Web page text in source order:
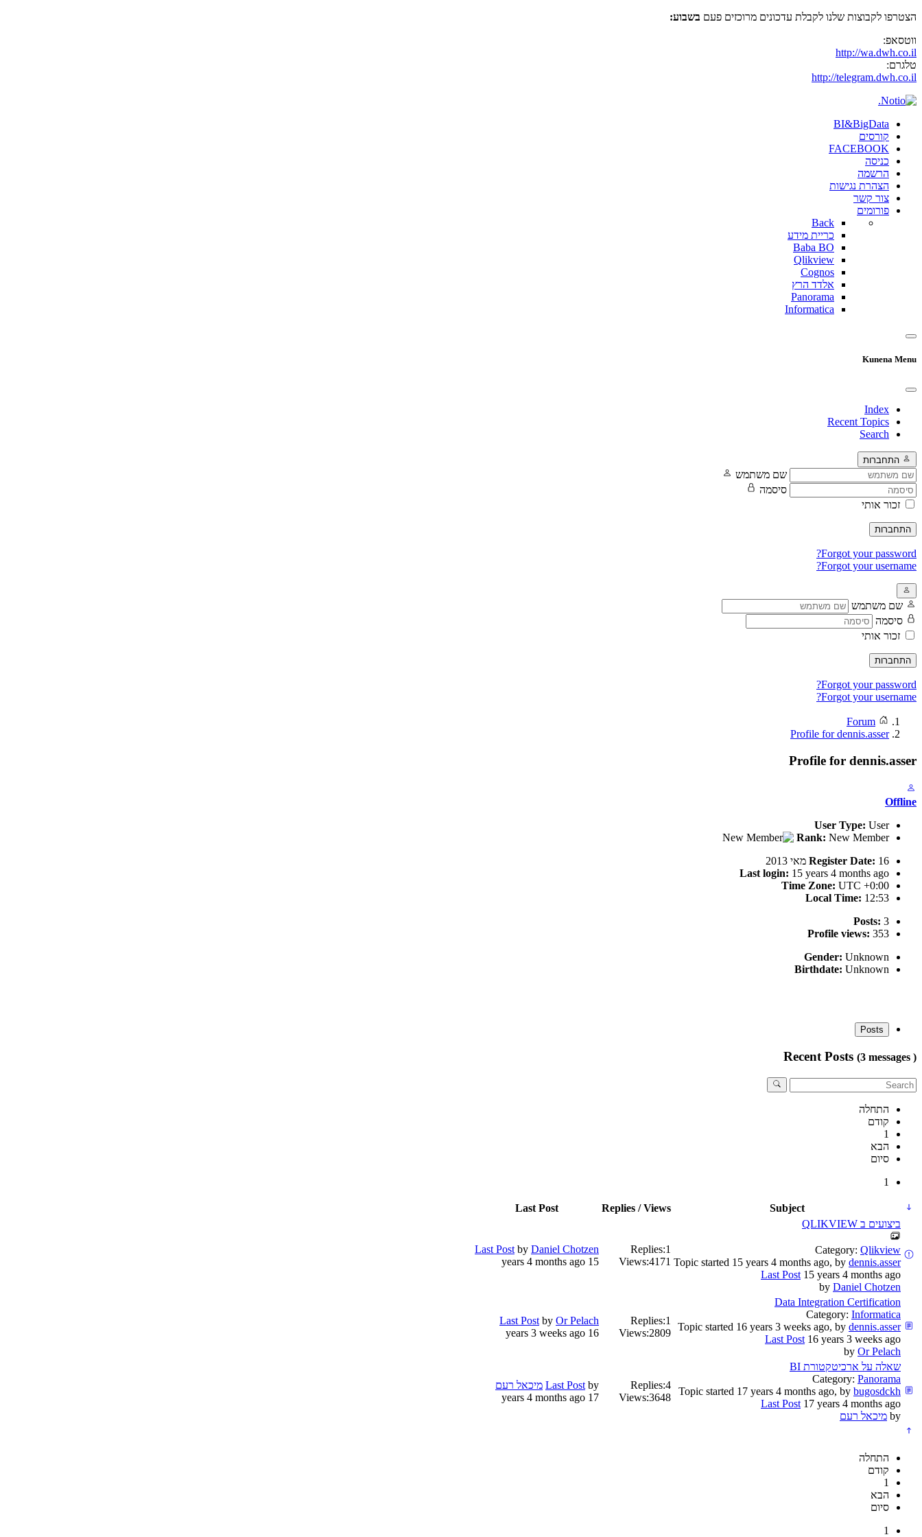
הצטרפו לקבוצות שלנו לקבלת עדכונים מרוכזים פעם בשבוע:
ווטסאפ:
http://wa.dwh.co.il
טלגרם:
http://telegram.dwh.co.il
BI&BigData
קורסים
FACEBOOK
כניסה
הרשמה
הצהרת נגישות
צור קשר
פורומים
Back
כריית מידע
Baba BO
Qlikview
Cognos
אלדד הרץ
Panorama
Informatica
Kunena Menu
Index
Recent Topics
Search
התחברות
שם משתמש
סיסמה
זכור אותי
התחברות
Forgot your password?
Forgot your username?
שם משתמש
סיסמה
זכור אותי
התחברות
Forgot your password?
Forgot your username?
Forum
Profile for dennis.asser
Profile for dennis.asser
Offline
User Type: User
Rank: New Member
Register Date: 16 מאי 2013
Last login: 15 years 4 months ago
Time Zone: UTC +0:00
Local Time: 12:53
Posts: 3
Profile views: 353
Gender: Unknown
Birthdate: Unknown
Posts
Recent Posts (3 messages )
התחלה
קודם
1
הבא
סיום
1
Subject
Replies / Views
Last Post
ביצועים ב QLIKVIEW
Category: Qlikview
Topic started 15 years 4 months ago, by dennis.asser
Last Post 15 years 4 months ago
by Daniel Chotzen
Replies:1
Views:4171
Last Post by Daniel Chotzen
15 years 4 months ago
Data Integration Certification
Category: Informatica
Topic started 16 years 3 weeks ago, by dennis.asser
Last Post 16 years 3 weeks ago
by Or Pelach
Replies:1
Views:2809
Last Post by Or Pelach
16 years 3 weeks ago
שאלה על ארכיטקטורת BI
Category: Panorama
Topic started 17 years 4 months ago, by bugosdckh
Last Post 17 years 4 months ago
by מיכאל רעם
Replies:4
Views:3648
Last Post by
מיכאל רעם
17 years 4 months ago
התחלה
קודם
1
הבא
סיום
1